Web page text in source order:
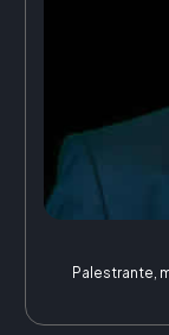
Palestrante,